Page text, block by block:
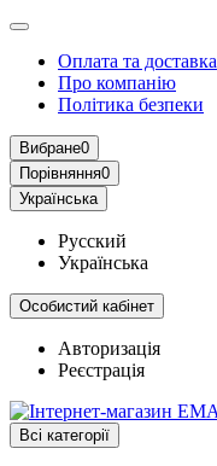
Оплата та доставка
Про компанію
Політика безпеки
Вибране0
Порівняння0
Українська
Русский
Українська
Особистий кабінет
Авторизація
Реєстрація
Всі категорії